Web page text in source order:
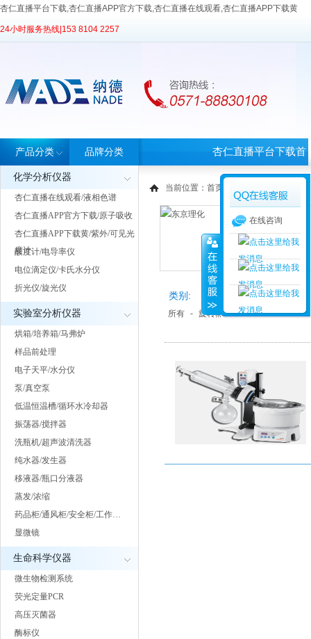
杏仁直播平台下载,杏仁直播APP官方下载,杏仁直播在线观看,杏仁直播APP下载黄
24小时服务热线| 153 8104 2257
产品分类
化学分析仪器
杏仁直播在线观看/液相色谱
杏仁直播APP官方下载/原子吸收
杏仁直播APP下载黄/紫外/可见光
度计
酸度计/电导率仪
电位滴定仪/卡氏水分仪
折光仪/旋光仪
实验室分析仪器
烘箱/培养箱/马弗炉
样品前处理
电子天平/水分仪
泵/真空泵
低温恒温槽/循环水冷却器
振荡器/搅拌器
洗瓶机/超声波清洗器
纯水器/发生器
移液器/瓶口分液器
蒸发/浓缩
药品柜/通风柜/安全柜/工作…
显微镜
生命科学仪器
微生物检测系统
荧光定量PCR
高压灭菌器
酶标仪
品牌分类 杏仁直播平台下载首
页
当前位置： 首页
类别:
所有 - 旋转蒸发仪
在线咨询